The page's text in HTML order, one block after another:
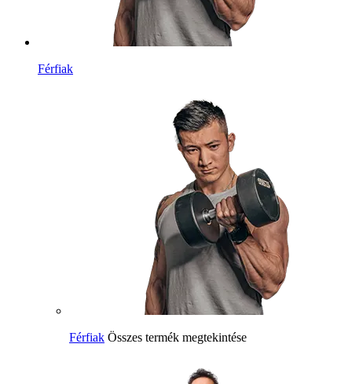
Férfiak
Férfiak Összes termék megtekintése